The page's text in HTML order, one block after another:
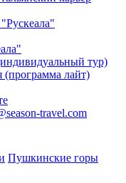
travel.com
Пушкинские горы